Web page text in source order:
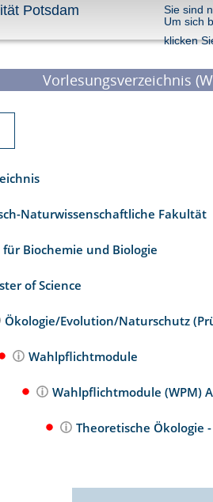
Potsdam
Sie sind
Um sich
klicken
Vorlesungsverzeichnis
Naturwissenschaftliche Fakultät
Biochemie und Biologie
of Science
Ökologie/Evolution/Naturschutz
Wahlpflichtmodule
Wahlpflichtmodule (WPM)
Theoretische Ökologie